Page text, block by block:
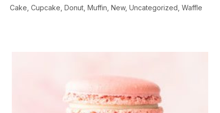
Cake Cupcake Donut Muffin New Uncategorized Waffle